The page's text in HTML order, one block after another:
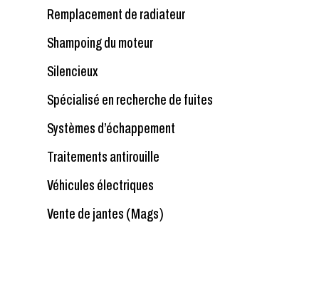
Remplacement de radiateur
Shampoing du moteur
Silencieux
Spécialisé en recherche de fuites
Systèmes d’échappement
Traitements antirouille
Véhicules électriques
Vente de jantes (Mags)